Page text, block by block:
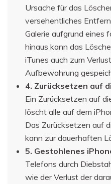
Ursache für das
versehentliches
Galerie aufgrund eines
hinaus kann das
iTunes auch zum
Aufbewahrung
4. Zurücksetzen auf
Ein Zurücksetzen auf
löscht alle auf dem
Das Zurücksetzen auf
kann zur dauerhaften
5. Gestohlenes
Telefons durch
wie der Verlust der